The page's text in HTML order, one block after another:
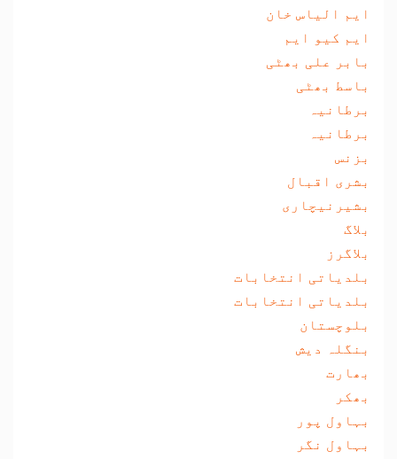
ایم الیاس خان
ایم کیو ایم
بابر علی بھٹی
باسط بھٹی
برطانیہ
برطانیہ
بزنس
بشری اقبال
بشیرنیچاری
بلاگ
بلاگرز
بلدیاتی انتخابات
بلدیاتی انتخابات
بلوچستان
بنگلہ دیش
بھارت
بھکر
بہاول پور
بہاول نگر